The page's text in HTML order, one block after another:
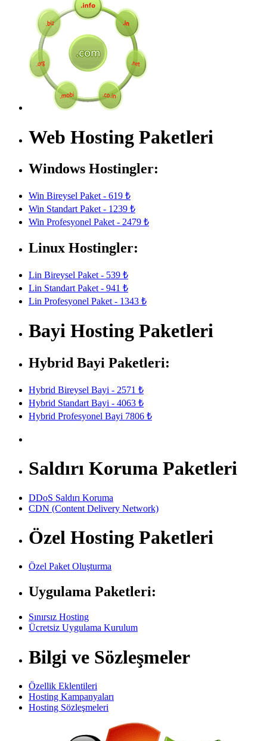
Web Hosting Paketleri
Windows Hostingler:
Win Bireysel Paket - 619 ₺
Win Standart Paket - 1239 ₺
Win Profesyonel Paket - 2479 ₺
Linux Hostingler:
Lin Bireysel Paket - 539 ₺
Lin Standart Paket - 941 ₺
Lin Profesyonel Paket - 1343 ₺
Bayi Hosting Paketleri
Hybrid Bayi Paketleri:
Hybrid Bireysel Bayi - 2571 ₺
Hybrid Standart Bayi - 4063 ₺
Hybrid Profesyonel Bayi 7806 ₺
Saldırı Koruma Paketleri
DDoS Saldırı Koruma
CDN (Content Delivery Network)
Özel Hosting Paketleri
Özel Paket Oluşturma
Uygulama Paketleri:
Sınırsız Hosting
Ücretsiz Uygulama Kurulum
Bilgi ve Sözleşmeler
Özellik Eklentileri
Hosting Kampanyaları
Hosting Sözleşmeleri